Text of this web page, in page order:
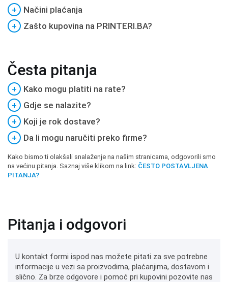
+
Načini plaćanja
+
Zašto kupovina na PRINTERI.BA?
Česta pitanja
+
Kako mogu platiti na rate?
+
Gdje se nalazite?
+
Koji je rok dostave?
+
Da li mogu naručiti preko firme?
Kako bismo ti olakšali snalaženje na našim stranicama, odgovorili smo
na većinu pitanja. Saznaj više klikom na link: ČESTO POSTAVLJENA
PITANJA?
Pitanja i odgovori
U kontakt formi ispod nas možete pitati za sve potrebne
informacije u vezi sa proizvodima, plaćanjima, dostavom i
slično. Za brze odgovore i pomoć pri kupovini pozovite nas